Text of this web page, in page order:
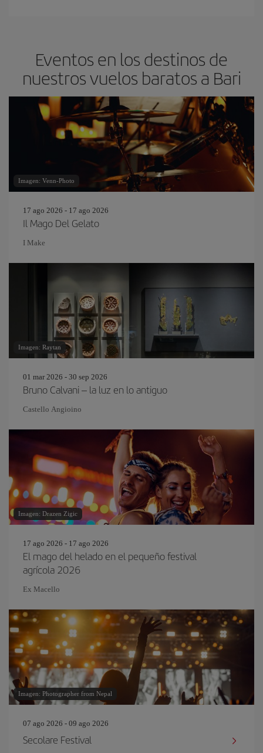
Eventos en los destinos de
nuestros vuelos baratos a Bari
Imagen: Venn-Photo
17 ago 2026 - 17 ago 2026
Il Mago Del Gelato
I Make
Imagen: Raytan
01 mar 2026 - 30 sep 2026
Bruno Calvani – la luz en lo antiguo
Castello Angioino
Imagen: Drazen Zigic
17 ago 2026 - 17 ago 2026
El mago del helado en el pequeño festival
agrícola 2026
Ex Macello
Imagen: Photographer from Nepal
07 ago 2026 - 09 ago 2026
Secolare Festival